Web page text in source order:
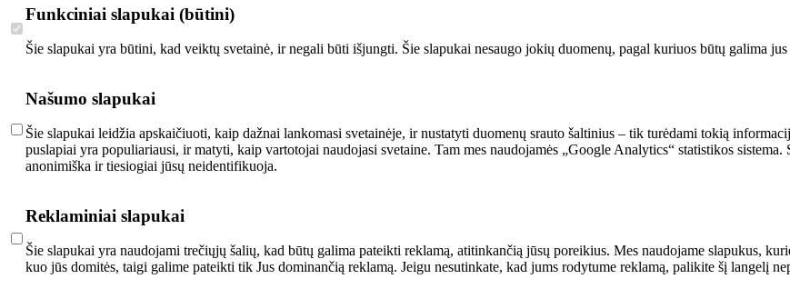
Funkciniai slapukai (būtini)
Šie slapukai yra būtini, kad veiktų svetainė, ir negali būti išjungti. Šie slapukai nesaugo jokių duomenų, pagal kuriuos būtų galima
Našumo slapukai
Šie slapukai leidžia apskaičiuoti, kaip dažnai lankomasi svetainėje, ir nustatyti duomenų srauto šaltinius – tik turėdami tokią
puslapiai yra populiariausi, ir matyti, kaip vartotojai naudojasi svetaine. Tam mes naudojamės „Google Analytics“ statistikos
anonimiška ir tiesiogiai jūsų neidentifikuoja.
Reklaminiai slapukai
Šie slapukai yra naudojami trečiųjų šalių, kad būtų galima pateikti reklamą, atitinkančią jūsų poreikius. Mes naudojame slapukus,
kuo jūs domitės, taigi galime pateikti tik Jus dominančią reklamą. Jeigu nesutinkate, kad jums rodytume reklamą, palikite šį langelį